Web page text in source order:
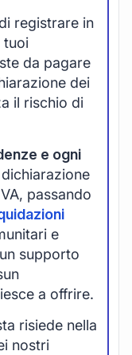
registrare in
tuoi
da pagare
dei
il rischio di
e ogni
passando
e
supporto
a offrire.
risiede nella
nostri